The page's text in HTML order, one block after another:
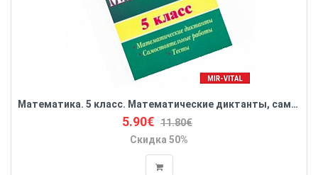
Математика. 5 класс. Математические диктанты, самостоятельные работы, тесты
5.90€ 11.80€
Скидка 50%